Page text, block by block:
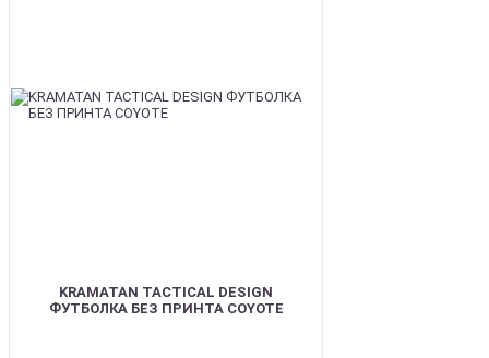
KRAMATAN TACTICAL DESIGN
ФУТБОЛКА БЕЗ ПРИНТА COYOTE